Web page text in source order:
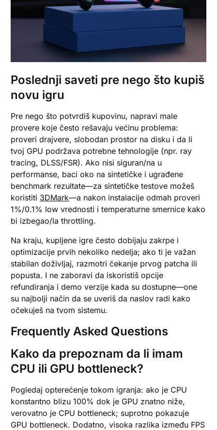
Poslednji saveti pre nego što kupiš
novu igru
Pre nego što potvrdiš kupovinu, napravi male
provere koje često rešavaju većinu problema:
proveri drajvere, slobodan prostor na disku i da li
tvoj GPU podržava potrebne tehnologije (npr. ray
tracing, DLSS/FSR). Ako nisi siguran/na u
performanse, baci oko na sintetičke i ugrađene
benchmark rezultate—za sintetičke testove možeš
koristiti 3DMark—a nakon instalacije odmah proveri
1%/0.1% low vrednosti i temperaturne smernice kako
bi izbegao/la throttling.
Na kraju, kupljene igre često dobijaju zakrpe i
optimizacije prvih nekoliko nedelja; ako ti je važan
stabilan doživljaj, razmotri čekanje prvog patcha ili
popusta. I ne zaboravi da iskoristiš opcije
refundiranja i demo verzije kada su dostupne—one
su najbolji način da se uveriš da naslov radi kako
očekuješ na tvom sistemu.
Frequently Asked Questions
Kako da prepoznam da li imam
CPU ili GPU bottleneck?
Pogledaj opterećenje tokom igranja: ako je CPU
konstantno blizu 100% dok je GPU znatno niže,
verovatno je CPU bottleneck; suprotno pokazuje
GPU bottleneck. Dodatno, visoka razlika između FPS